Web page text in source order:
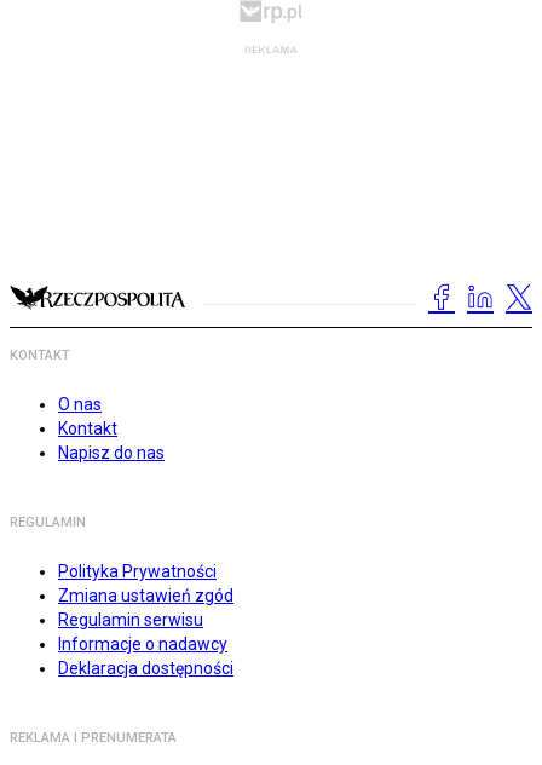
KONTAKT
O nas
Kontakt
Napisz do nas
REGULAMIN
Polityka Prywatności
Zmiana ustawień zgód
Regulamin serwisu
Informacje o nadawcy
Deklaracja dostępności
REKLAMA I PRENUMERATA